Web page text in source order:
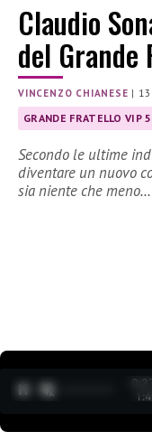
Claudio
del Grande
VINCENZO CHIANESE |
GRANDE FRATELLO VIP 5
Secondo le ultime
diventare un nuovo
sia niente che meno…